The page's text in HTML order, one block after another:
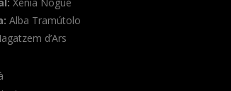
Xènia Nogué
Alba Tramútolo
d’Ars